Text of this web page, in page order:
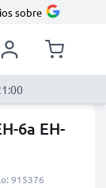
sobre
6a EH-
915376